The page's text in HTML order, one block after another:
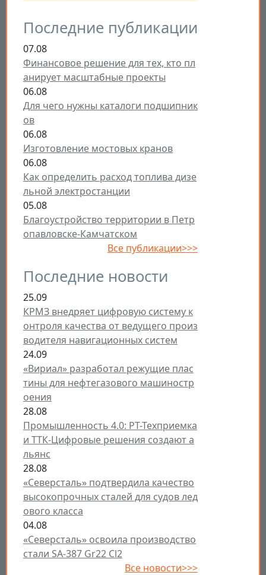
Последние публикации
07.08
Финансовое решение для тех, кто пл
анирует масштабные проекты
06.08
Для чего нужны каталоги подшипник
ов
06.08
Изготовление мостовых кранов
06.08
Как определить расход топлива дизе
льной электростанции
05.08
Благоустройство территории в Петр
опавловске-Камчатском
Все публикации>>>
Последние новости
25.09
КРМЗ внедряет цифровую систему к
онтроля качества от ведущего произ
водителя навигационных систем
24.09
«Вириал» разработал режущие плас
тины для нефтегазового машиностр
оения
28.08
Промышленность 4.0: РТ-Техприемка
и ТТК-Цифровые решения создают а
льянс
28.08
«Северсталь» подтвердила качество
высокопрочных сталей для судов лед
ового класса
04.08
«Северсталь» освоила производство
стали SA-387 Gr22 Cl2
Все новости>>>